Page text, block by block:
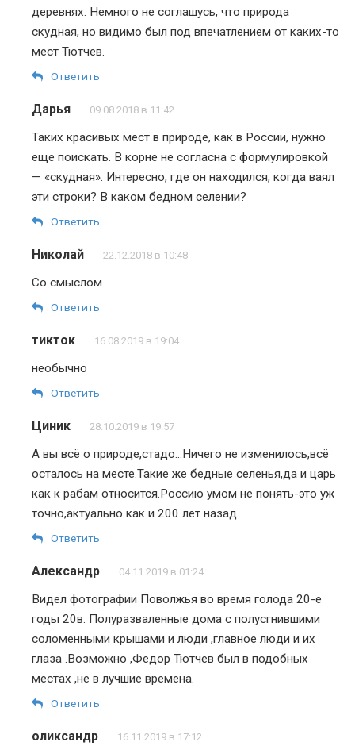
деревнях. Немного не соглашусь, что природа
скудная, но видимо был под впечатлением от каких-то
мест Тютчев.
Ответить
Дарья 09.08.2018 в 11:42
Таких красивых мест в природе, как в России, нужно
еще поискать. В корне не согласна с формулировкой
— «скудная». Интересно, где он находился, когда ваял
эти строки? В каком бедном селении?
Ответить
Николай 22.12.2018 в 10:48
Со смыслом
Ответить
тикток 16.08.2019 в 19:04
необычно
Ответить
Циник 28.10.2019 в 19:57
А вы всё о природе,стадо…Ничего не изменилось,всё
осталось на месте.Такие же бедные селенья,да и царь
как к рабам относится.Россию умом не понять-это уж
точно,актуально как и 200 лет назад
Ответить
Александр 04.11.2019 в 01:24
Видел фотографии Поволжья во время голода 20-е
годы 20в. Полуразваленные дома с полусгнившими
соломенными крышами и люди ,главное люди и их
глаза .Возможно ,Федор Тютчев был в подобных
местах ,не в лучшие времена.
Ответить
оликсандр 16.11.2019 в 17:12